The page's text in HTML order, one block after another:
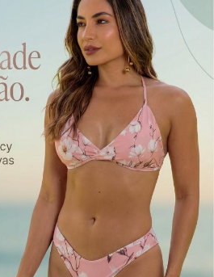
TODOS DE OUTLET